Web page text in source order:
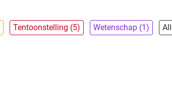
Tentoonstelling (5) Wetenschap (1)